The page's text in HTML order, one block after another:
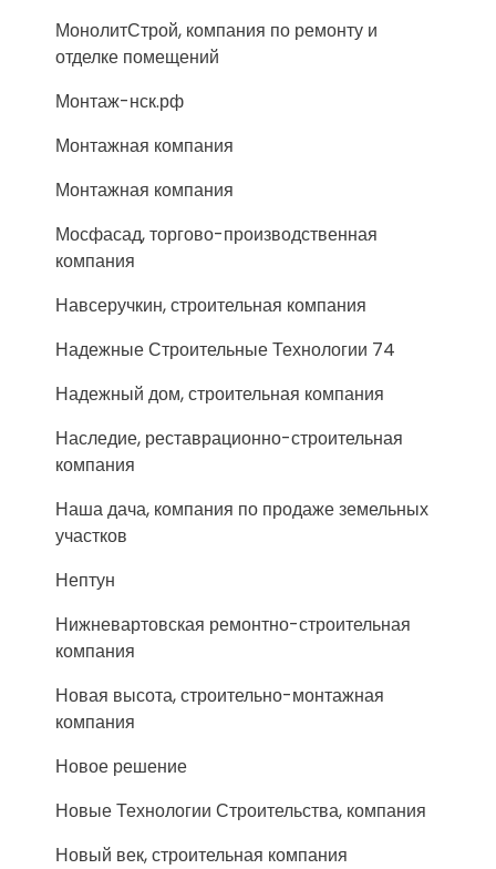
МонолитСтрой, компания по ремонту и
отделке помещений
Монтаж-нск.рф
Монтажная компания
Монтажная компания
Мосфасад, торгово-производственная
компания
Навсеручкин, строительная компания
Надежные Строительные Технологии 74
Надежный дом, строительная компания
Наследие, реставрационно-строительная
компания
Наша дача, компания по продаже земельных
участков
Нептун
Нижневартовская ремонтно-строительная
компания
Новая высота, строительно-монтажная
компания
Новое решение
Новые Технологии Строительства, компания
Новый век, строительная компания